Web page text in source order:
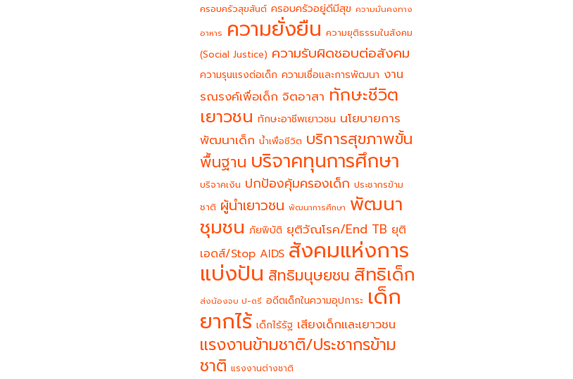
ครอบครัวสุขสันต์ ครอบครัวอยู่ดีมีสุข ความมั่นคงทาง
อาหาร ความยั่งยืน ความยุติธรรมในสังคม
(Social Justice) ความรับผิดชอบต่อสังคม
ความรุนแรงต่อเด็ก ความเชื่อและการพัฒนา งาน
รณรงค์เพื่อเด็ก จิตอาสา ทักษะชีวิต
เยาวชน ทักษะอาชีพเยาวชน นโยบายการ
พัฒนาเด็ก น้ำเพื่อชีวิต บริการสุขภาพขั้น
พื้นฐาน บริจาคทุนการศึกษา
บริจาคเงิน ปกป้องคุ้มครองเด็ก ประชากรข้าม
ชาติ ผู้นำเยาวชน พัฒนาการศึกษา พัฒนา
ชุมชน ภัยพิบัติ ยุติวัณโรค/End TB ยุติ
เอดส์/Stop AIDS สังคมแห่งการ
แบ่งปัน สิทธิมนุษยชน สิทธิเด็ก
ส่งน้องจบ ป-ตรี อดีตเด็กในความอุปการะ เด็ก
ยากไร้ เด็กไร้รัฐ เสียงเด็กและเยาวชน
แรงงานข้ามชาติ/ประชากรข้าม
ชาติ แรงงานต่างชาติ